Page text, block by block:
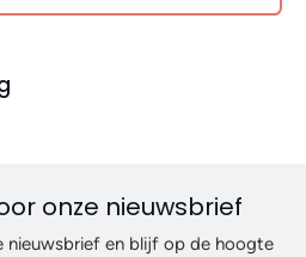
onze nieuwsbrief
nieuwsbrief en blijf op de hoogte